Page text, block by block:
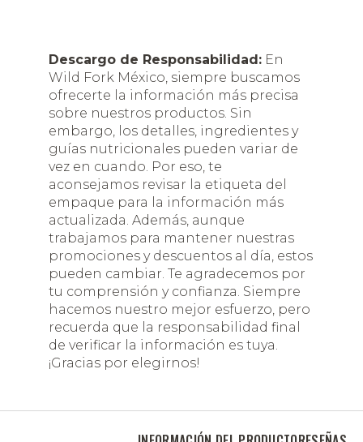
Descargo de Responsabilidad: En
Wild Fork México, siempre buscamos
ofrecerte la información más precisa
sobre nuestros productos. Sin
embargo, los detalles, ingredientes y
guías nutricionales pueden variar de
vez en cuando. Por eso, te
aconsejamos revisar la etiqueta del
empaque para la información más
actualizada. Además, aunque
trabajamos para mantener nuestras
promociones y descuentos al día, estos
pueden cambiar. Te agradecemos por
tu comprensión y confianza. Siempre
hacemos nuestro mejor esfuerzo, pero
recuerda que la responsabilidad final
de verificar la información es tuya.
¡Gracias por elegirnos!